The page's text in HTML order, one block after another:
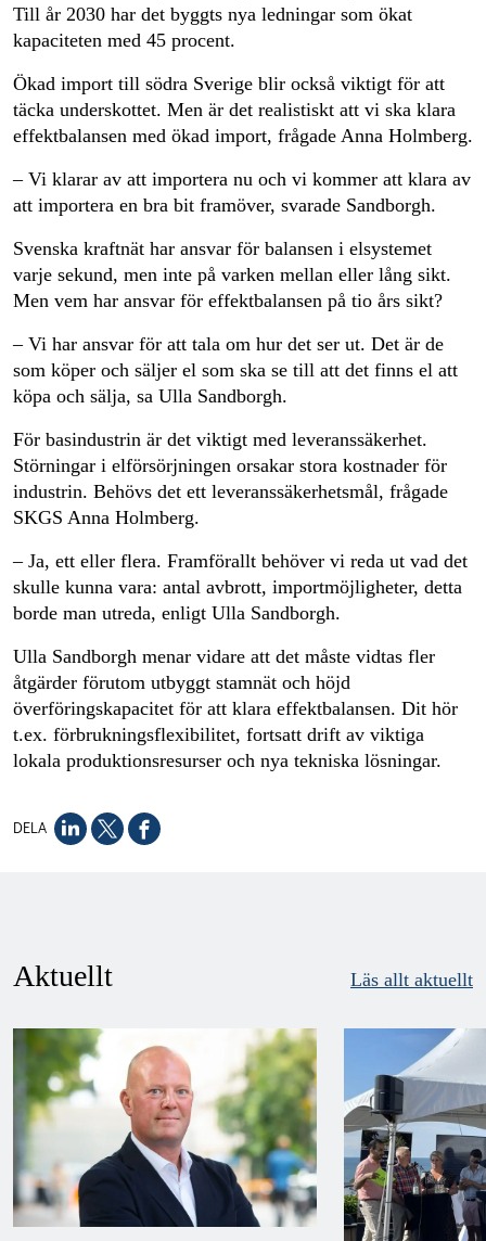
Till år 2030 har det byggts nya ledningar som ökat
kapaciteten med 45 procent.
Ökad import till södra Sverige blir också viktigt för att
täcka underskottet. Men är det realistiskt att vi ska klara
effektbalansen med ökad import, frågade Anna Holmberg.
– Vi klarar av att importera nu och vi kommer att klara av
att importera en bra bit framöver, svarade Sandborgh.
Svenska kraftnät har ansvar för balansen i elsystemet
varje sekund, men inte på varken mellan eller lång sikt.
Men vem har ansvar för effektbalansen på tio års sikt?
– Vi har ansvar för att tala om hur det ser ut. Det är de
som köper och säljer el som ska se till att det finns el att
köpa och sälja, sa Ulla Sandborgh.
För basindustrin är det viktigt med leveranssäkerhet.
Störningar i elförsörjningen orsakar stora kostnader för
industrin. Behövs det ett leveranssäkerhetsmål, frågade
SKGS Anna Holmberg.
– Ja, ett eller flera. Framförallt behöver vi reda ut vad det
skulle kunna vara: antal avbrott, importmöjligheter, detta
borde man utreda, enligt Ulla Sandborgh.
Ulla Sandborgh menar vidare att det måste vidtas fler
åtgärder förutom utbyggt stamnät och höjd
överföringskapacitet för att klara effektbalansen. Dit hör
t.ex. förbrukningsflexibilitet, fortsatt drift av viktiga
lokala produktionsresurser och nya tekniska lösningar.
DELA
Aktuellt Läs allt aktuellt